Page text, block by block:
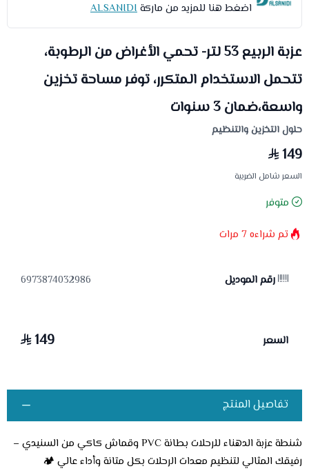
اضغط هنا للمزيد من ماركةALSANIDI
عزبة الربيع 53 لتر- تحمي الأغراض من الرطوبة،
تتحمل الاستخدام المتكرر، توفر مساحة تخزين
واسعة،ضمان 3 سنوات
حلول التخزين والتنظيم
149
السعر شامل الضريبة
متوفر
تم شراءه7 مرات
رقم الموديل 6973874032986
السعر 149
تفاصيل المنتج
شنطة عزبة الدهناء للرحلات بطانة PVC وقماش كاكي من السنيدي –
رفيقك المثالي لتنظيم معدات الرحلات بكل متانة وأداء عالي 🏕️